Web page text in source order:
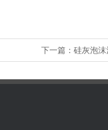
下一篇： 硅灰泡沫